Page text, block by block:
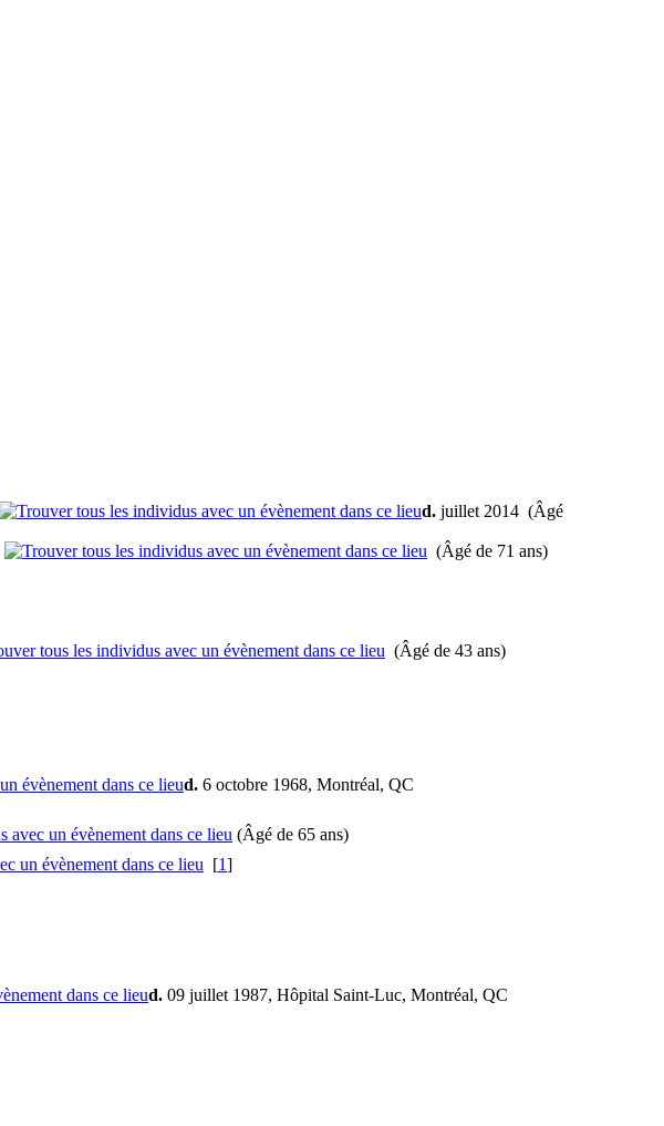
d. juillet 2014 (Âgé
(Âgé de 71 ans)
(Âgé de 43 ans)
d. 6 octobre 1968, Montréal, QC
(Âgé de 65 ans)
[1]
d. 09 juillet 1987, Hôpital Saint-Luc, Montréal, QC